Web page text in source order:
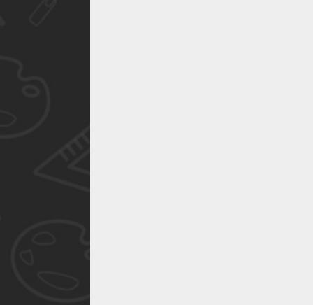
功备案！
功备案！
功备案！